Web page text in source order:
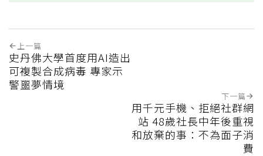
上一篇
史丹佛大學首度用AI造出
可複製合成病毒 專家示
警噩夢情境
下一篇
用千元手機、拒絕社群網
站 48歲社長中年後重視
和放棄的事：不為面子消
費